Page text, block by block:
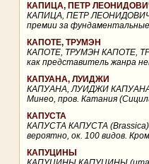
КАПИЦА, ПЕТР
КАПИЦА, ПЕТР ЛЕОНИДОВИЧ
премии за
КАПОТЕ, ТРУМЭН
КАПОТЕ, ТРУМЭН КАПОТЕ,
как представитель жанра
КАПУАНА, ЛУИДЖИ
КАПУАНА, ЛУИДЖИ КАПУАНА,
Минео, пров. Катания
КАПУСТА
КАПУСТА КАПУСТА
вероятно, ок. 100 видов.
КАПУЦИНЫ